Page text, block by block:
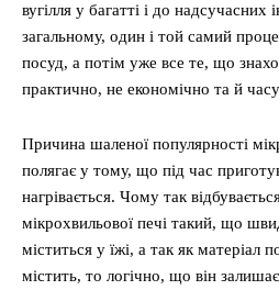
вугілля у багатті і до надсучасних
загальному, один і той самий
посуд, а потім уже все те, що
практично, не економічно та й
Причина шаленої популярності
полягає у тому, що під час
нагрівається. Чому так
мікрохвильової печі такий, що
міститься у їжі, а так як матеріал
містить, то логічно, що він